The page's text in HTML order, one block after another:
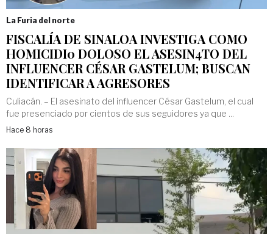
La Furia del norte
FISCALÍA DE SINALOA INVESTIGA COMO
HOMICIDI0 DOLOSO EL ASESIN4TO DEL
INFLUENCER CÉSAR GASTELUM; BUSCAN
IDENTIFICAR A AGRESORES
Culiacán. – El asesinato del influencer César Gastelum, el cual
fue presenciado por cientos de sus seguidores ya que ...
Hace 8 horas